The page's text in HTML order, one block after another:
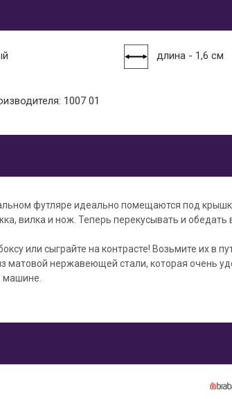
длина - 1,6 см
1007 01
футляре идеально помещаются под
вилка и нож. Теперь перекусывать и
или сыграйте на контрасте! Возьмите их в
матовой нержавеющей стали, которая очень